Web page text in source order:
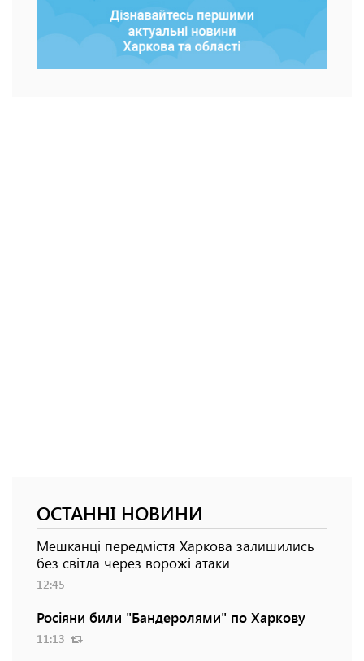
ОСТАННІ НОВИНИ
Мешканці передмістя Харкова залишились
без світла через ворожі атаки
12:45
Росіяни били "Бандеролями" по Харкову
11:13